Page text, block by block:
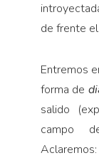
de frente
Entremos
forma de
salido
campo